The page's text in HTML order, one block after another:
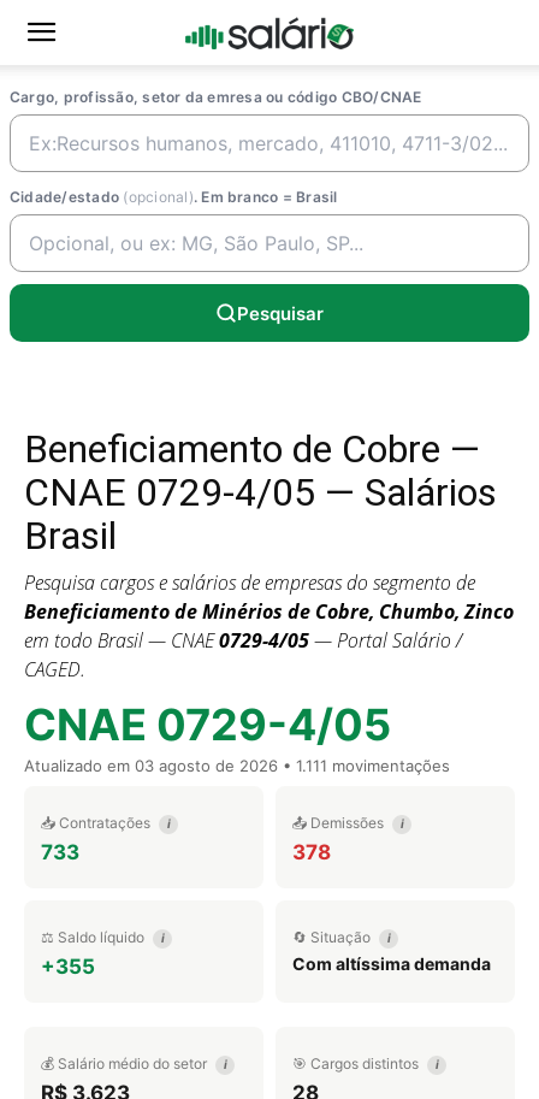
Cargo, profissão, setor da emresa ou código CBO/CNAE
Cidade/estado (opcional). Em branco = Brasil
Pesquisar
Beneficiamento de Cobre —
CNAE 0729-4/05 — Salários
Brasil
Pesquisa cargos e salários de empresas do segmento de
Beneficiamento de Minérios de Cobre, Chumbo, Zinco
em todo Brasil — CNAE0729-4/05— Portal Salário /
CAGED.
CNAE 0729-4/05
Atualizado em 03 agosto de 2026 • 1.111 movimentações
📥 Contratações i
733
📤 Demissões i
378
⚖️ Saldo líquido i
+355
🔄 Situação i
Com altíssima demanda
💰 Salário médio do setor i
R$ 3.623
🎯 Cargos distintos i
28